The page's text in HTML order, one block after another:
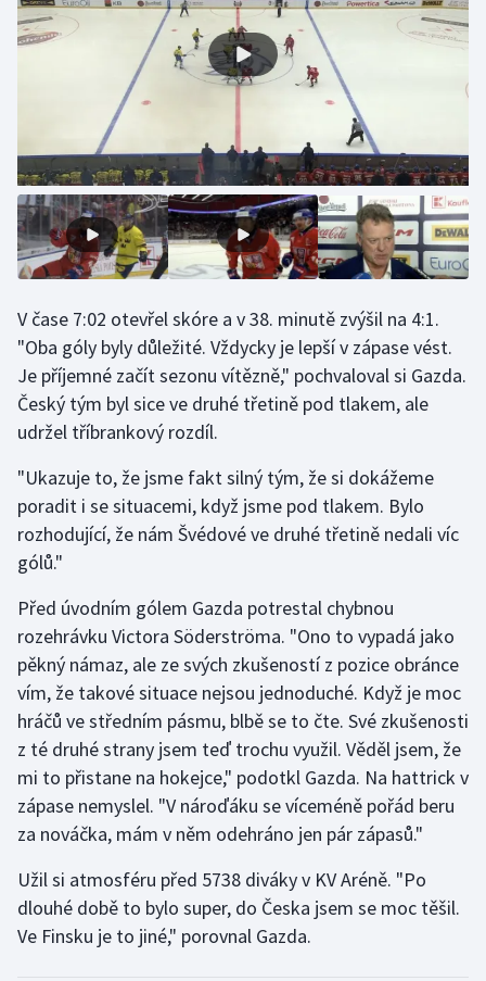
Lyže a snowboard
Moderní pětiboj
Motorsport
Olympijské hry
Parasport
Plavání
Plážový volejbal
Ragby
Rychlobruslení
Rychlostní kanoistika
Short track
Stolní tenis
Triatlon
Veslování
Vodní slalom
Volejbal
Ostatní
V čase 7:02 otevřel skóre a v 38. minutě zvýšil na 4:1.
"Oba góly byly důležité. Vždycky je lepší v zápase vést.
Je příjemné začít sezonu vítězně," pochvaloval si Gazda.
Český tým byl sice ve druhé třetině pod tlakem, ale
udržel tříbrankový rozdíl.
"Ukazuje to, že jsme fakt silný tým, že si dokážeme
poradit i se situacemi, když jsme pod tlakem. Bylo
rozhodující, že nám Švédové ve druhé třetině nedali víc
gólů."
Před úvodním gólem Gazda potrestal chybnou
rozehrávku Victora Söderströma. "Ono to vypadá jako
pěkný námaz, ale ze svých zkušeností z pozice obránce
vím, že takové situace nejsou jednoduché. Když je moc
hráčů ve středním pásmu, blbě se to čte. Své zkušenosti
z té druhé strany jsem teď trochu využil. Věděl jsem, že
mi to přistane na hokejce," podotkl Gazda. Na hattrick v
zápase nemyslel. "V nároďáku se víceméně pořád beru
za nováčka, mám v něm odehráno jen pár zápasů."
Užil si atmosféru před 5738 diváky v KV Aréně. "Po
dlouhé době to bylo super, do Česka jsem se moc těšil.
Ve Finsku je to jiné," porovnal Gazda.